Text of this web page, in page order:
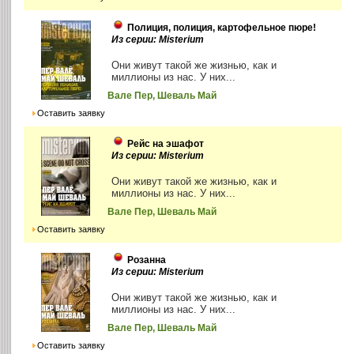
Полиция, полиция, картофельное пюре!
Из серии: Misterium
Они живут такой же жизнью, как и
миллионы из нас. У них...
Вале Пер, Шеваль Май
Оставить заявку
Рейс на эшафот
Из серии: Misterium
Они живут такой же жизнью, как и
миллионы из нас. У них...
Вале Пер, Шеваль Май
Оставить заявку
Розанна
Из серии: Misterium
Они живут такой же жизнью, как и
миллионы из нас. У них...
Вале Пер, Шеваль Май
Оставить заявку